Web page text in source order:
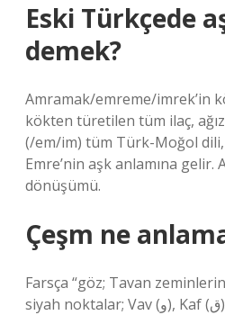
Eski Türkçede
demek?
Amramak/emreme/imrek’in
kökten türetilen tüm ilaç,
(/em/im) tüm Türk-Moğol dili,
Emre’nin aşk anlamına
dönüşümü.
Çeşm ne
Farsça “göz; Tavan
siyah noktalar; Vav (و), Kaf (ق) ve F (ف), harflerin